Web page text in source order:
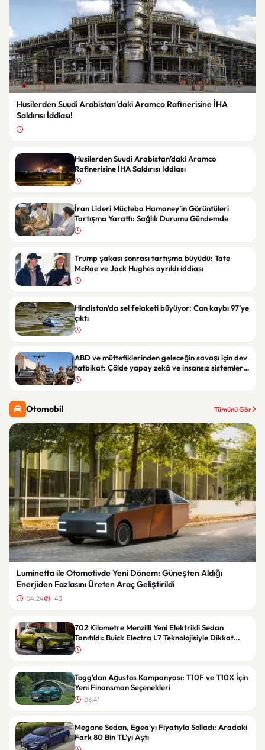
Husilerden Suudi Arabistan’daki Aramco Rafinerisine İHA
Saldırısı İddiası!
Husilerden Suudi Arabistan’daki Aramco
Rafinerisine İHA Saldırısı İddiası
İran Lideri Mücteba Hamaney’in Görüntüleri
Tartışma Yarattı: Sağlık Durumu Gündemde
Trump şakası sonrası tartışma büyüdü: Tate
McRae ve Jack Hughes ayrıldı iddiası
Hindistan’da sel felaketi büyüyor: Can kaybı 97’ye
çıktı
ABD ve müttefiklerinden geleceğin savaşı için dev
tatbikat: Çölde yapay zekâ ve insansız sistemler
test edildi
Otomobil Tümünü Gör
Luminetta ile Otomotivde Yeni Dönem: Güneşten Aldığı
Enerjiden Fazlasını Üreten Araç Geliştirildi
04:24 43
702 Kilometre Menzilli Yeni Elektrikli Sedan
Tanıtıldı: Buick Electra L7 Teknolojisiyle Dikkat
Çekiyor
Togg’dan Ağustos Kampanyası: T10F ve T10X İçin
Yeni Finansman Seçenekleri
06:41
Megane Sedan, Egea’yı Fiyatıyla Solladı: Aradaki
Fark 80 Bin TL’yi Aştı